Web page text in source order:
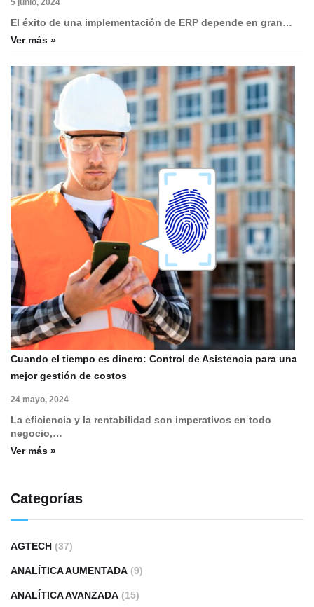
5 junio, 2024
El éxito de una implementación de ERP depende en gran…
Ver más »
Cuando el tiempo es dinero: Control de Asistencia para una
mejor gestión de costos
24 mayo, 2024
La eficiencia y la rentabilidad son imperativos en todo
negocio,…
Ver más »
Categorías
AGTECH (37)
ANALÍTICA AUMENTADA (9)
ANALÍTICA AVANZADA (15)